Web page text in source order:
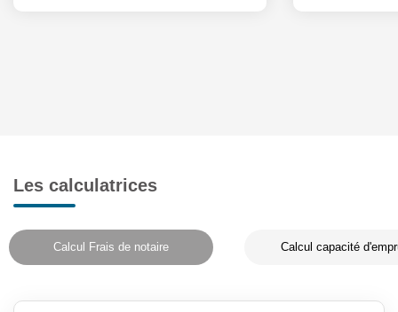
Les calculatrices
Calcul Frais de notaire Calcul capacité